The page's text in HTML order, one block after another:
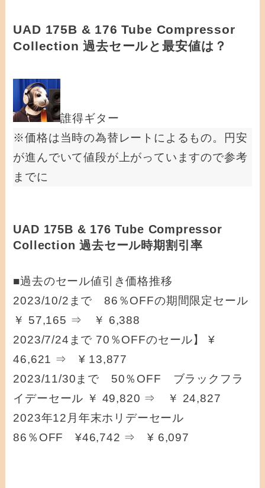
UAD 175B & 176 Tube Compressor
Collection 過去セールと最安値は？
誰得ギター
※価格は当時の為替レートによるもの。円安
が進んでいて値段が上がっていますので参考
までに
UAD 175B & 176 Tube Compressor
Collection 過去セール時期割引率
■過去のセール値引き価格推移
2023/10/2まで 86％OFFの期間限定セール
￥ 57,165 ⇒ ￥ 6,388
2023/7/24まで 70％OFFのセール】 ¥
46,621 ⇒ ¥ 13,877
2023/11/30まで 50％OFF ブラックフラ
イデーセール ￥ 49,820 ⇒ ￥ 24,827
2023年12月年末ホリデーセール
86％OFF ¥46,742 ⇒ ¥ 6,097